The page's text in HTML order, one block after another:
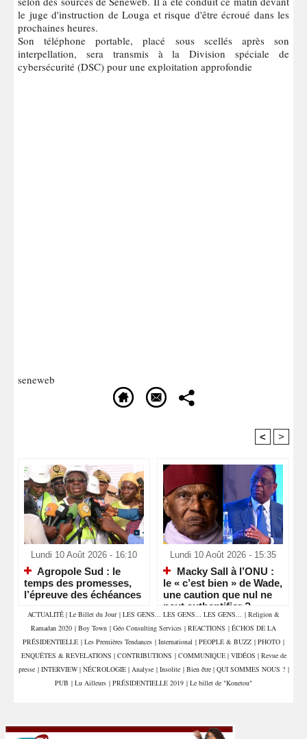
le juge d'instruction de Louga et risque d'être écroué dans les
prochaines heures.
Son téléphone portable, placé sous scellés après son
interpellation, sera transmis à la Division spéciale de
cybersécurité (DSC) pour une exploitation approfondie
seneweb
< >
Lundi 10 Août 2026 - 16:10
Agropole Sud : le
temps des promesses,
l’épreuve des échéances
Lundi 10 Août 2026 - 15:35
Macky Sall à l’ONU :
le « c’est bien » de Wade,
une caution que nul ne
peut authentifier ?
ACTUALITÉ | Le Billet du Jour | LES GENS... LES GENS... LES GENS... | Religion &
Ramadan 2020 | Boy Town | Géo Consulting Services | REACTIONS | ÉCHOS DE LA
PRÉSIDENTIELLE | Les Premières Tendances | International | PEOPLE & BUZZ | PHOTO |
ENQUÊTES & REVELATIONS | CONTRIBUTIONS | COMMUNIQUE | VIDÉOS | Revue de
presse | INTERVIEW | NÉCROLOGIE | Analyse | Insolite | Bien être | QUI SOMMES NOUS ? |
PUB | Lu Ailleurs | PRÉSIDENTIELLE 2019 | Le billet de "Konetou"